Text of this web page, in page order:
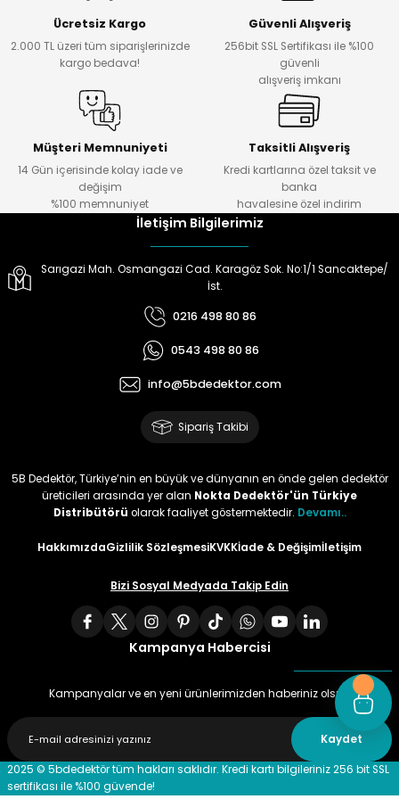
Ürün bilgilerinde hatalar bulunuyor.
Ürün fiyatı diğer sitelerden daha pahalı.
Bu ürüne benzer farklı alternatifler olmalı.
Gönder
Ücretsiz Kargo
2.000 TL üzeri tüm siparişlerinizde
kargo bedava!
Güvenli Alışveriş
256bit SSL Sertifikası ile %100
güvenli
alışveriş imkanı
Müşteri Memnuniyeti
14 Gün içerisinde kolay iade ve
değişim
%100 memnuniyet
Taksitli Alışveriş
Kredi kartlarına özel taksit ve
banka
havalesine özel indirim
İletişim Bilgilerimiz
Sarıgazi Mah. Osmangazi Cad. Karagöz Sok. No:1/1 Sancaktepe/
İst.
0216 498 80 86
0543 498 80 86
info@5bdedektor.com
Sipariş Takibi
5B Dedektör, Türkiye’nin en büyük ve dünyanın en önde gelen dedektör
üreticileri arasında yer alan Nokta Dedektör'ün Türkiye
Distribütörü olarak faaliyet göstermektedir. Devamı..
HakkımızdaGizlilik SözleşmesiKVKKİade & Değişimİletişim
Bizi Sosyal Medyada Takip Edin
Kampanya Habercisi
Kampanyalar ve en yeni ürünlerimizden haberiniz olsun
Kaydet
2025 © 5bdedektör tüm hakları saklıdır. Kredi kartı bilgileriniz 256 bit SSL
sertifikası ile %100 güvende!